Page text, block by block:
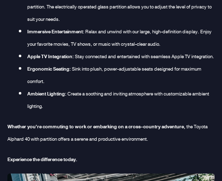
partition. The electrically operated glass partition allows you to adjust the level of privacy to
suit your needs.
Immersive Entertainment:Relax and unwind with our large, high-definition display. Enjoy
your favorite movies, TV shows, or music with crystal-clear audio.
Apple TV Integration:Stay connected and entertained with seamless Apple TV integration.
Ergonomic Seating:Sink into plush, power-adjustable seats designed for maximum
comfort.
Ambient Lighting:Create a soothing and inviting atmosphere with customizable ambient
lighting.
Whether you're commuting to work or embarking on a cross-country adventure,the Toyota
Alphard 40 with partition offers a serene and productive environment.
Experience the difference today.